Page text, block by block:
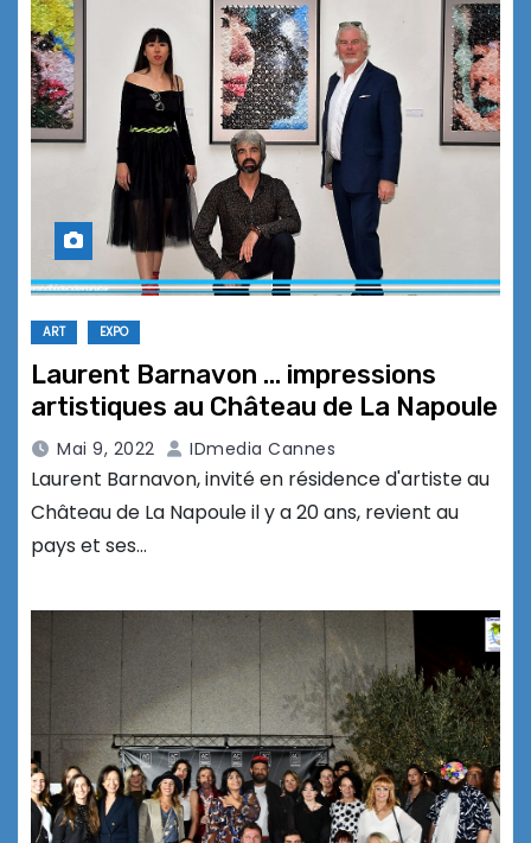
ART EXPO
Laurent Barnavon … impressions
artistiques au Château de La Napoule
Mai 9, 2022 IDmedia Cannes
Laurent Barnavon, invité en résidence d'artiste au
Château de La Napoule il y a 20 ans, revient au
pays et ses…